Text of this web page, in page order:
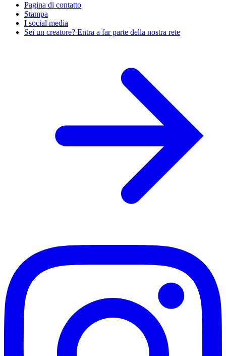
Pagina di contatto
Stampa
I social media
Sei un creatore? Entra a far parte della nostra rete